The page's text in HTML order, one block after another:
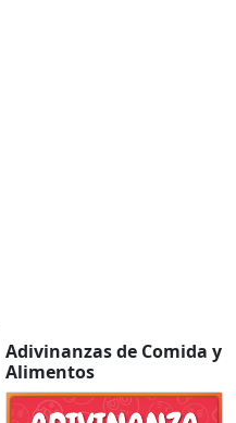
Adivinanzas de Comida y
Alimentos